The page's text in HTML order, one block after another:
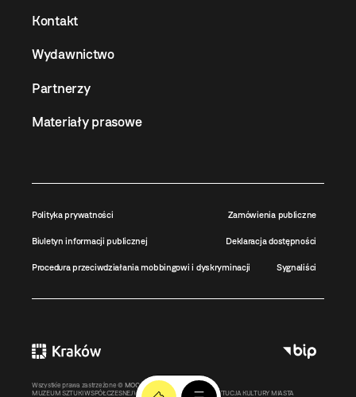
Kontakt
Wydawnictwo
Partnerzy
Materiały prasowe
Polityka prywatności Zamówienia publiczne
Biuletyn informacji publicznej Deklaracja dostępności
Procedura przeciwdziałania mobbingowi i dyskryminacji Sygnaliści
Wszystkie prawa zastrzeżone © MOCAK2011-2026
MUZEUM SZTUKI WSPÓŁCZESNEJ W KRAKOWIE MOCAK – INSTYTUCJA KULTURY MIASTA